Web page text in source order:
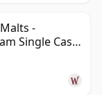
-
Single Cask